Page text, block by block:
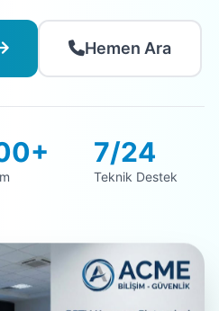
Hemen Ara
7/24
Teknik Destek